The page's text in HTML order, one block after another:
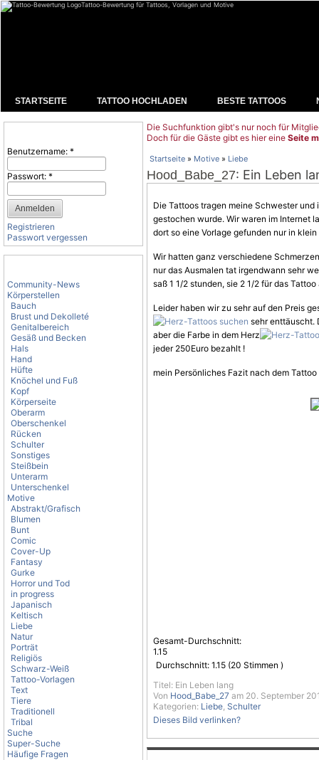
Tattoo-Bewertung für Tattoos, Vorlagen und Motive
STARTSEITE TATTOO HOCHLADEN BESTE TATTOOS
Benutzername: *
Passwort: *
Registrieren
Passwort vergessen
Community-News
Körperstellen
Bauch
Brust und Dekolleté
Genitalbereich
Gesäß und Becken
Hals
Hand
Hüfte
Knöchel und Fuß
Kopf
Körperseite
Oberarm
Oberschenkel
Rücken
Schulter
Sonstiges
Steißbein
Unterarm
Unterschenkel
Motive
Abstrakt/Grafisch
Blumen
Bunt
Comic
Cover-Up
Fantasy
Gurke
Horror und Tod
in progress
Japanisch
Keltisch
Liebe
Natur
Porträt
Religiös
Schwarz-Weiß
Tattoo-Vorlagen
Text
Tiere
Traditionell
Tribal
Suche
Super-Suche
Häufige Fragen
Die Suchfunktion gibt's nur noch für
Doch für die Gäste gibt es hier eine Seite
Startseite » Motive » Liebe
Hood_Babe_27: Ein Leben
Die Tattoos tragen meine Schwester
gestochen wurde. Wir waren im Internet
dort so eine Vorlage gefunden nur in
Wir hatten ganz verschiedene Schmerzen
nur das Ausmalen tat irgendwann sehr
saß 1 1/2 stunden, sie 2 1/2 für das
Leider haben wir zu sehr auf den Preis
sehr enttäuscht.
aber die Farbe in dem Herz
jeder 250Euro bezahlt !
mein Persönliches Fazit nach dem
Gesamt-Durchschnitt:
1.15
Durchschnitt: 1.15 (20 Stimmen )
Titel: Ein Leben lang
Von Hood_Babe_27 am 20. September
Kategorien: Liebe, Schulter
Dieses Bild verlinken?